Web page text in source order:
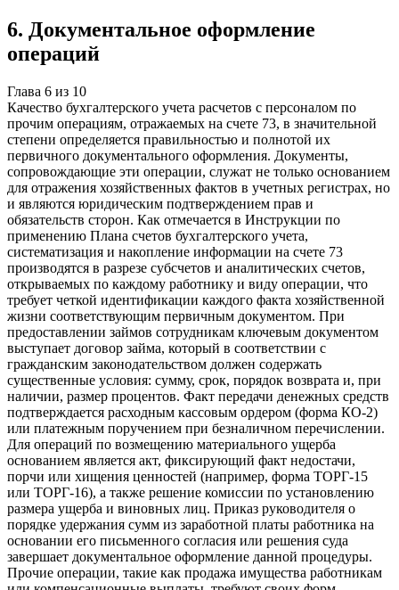
6. Документальное оформление
операций
Глава 6 из 10
Качество бухгалтерского учета расчетов с персоналом по
прочим операциям, отражаемых на счете 73, в значительной
степени определяется правильностью и полнотой их
первичного документального оформления. Документы,
сопровождающие эти операции, служат не только основанием
для отражения хозяйственных фактов в учетных регистрах, но
и являются юридическим подтверждением прав и
обязательств сторон. Как отмечается в Инструкции по
применению Плана счетов бухгалтерского учета,
систематизация и накопление информации на счете 73
производятся в разрезе субсчетов и аналитических счетов,
открываемых по каждому работнику и виду операции, что
требует четкой идентификации каждого факта хозяйственной
жизни соответствующим первичным документом. При
предоставлении займов сотрудникам ключевым документом
выступает договор займа, который в соответствии с
гражданским законодательством должен содержать
существенные условия: сумму, срок, порядок возврата и, при
наличии, размер процентов. Факт передачи денежных средств
подтверждается расходным кассовым ордером (форма КО-2)
или платежным поручением при безналичном перечислении.
Для операций по возмещению материального ущерба
основанием является акт, фиксирующий факт недостачи,
порчи или хищения ценностей (например, форма ТОРГ-15
или ТОРГ-16), а также решение комиссии по установлению
размера ущерба и виновных лиц. Приказ руководителя о
порядке удержания сумм из заработной платы работника на
основании его письменного согласия или решения суда
завершает документальное оформление данной процедуры.
Прочие операции, такие как продажа имущества работникам